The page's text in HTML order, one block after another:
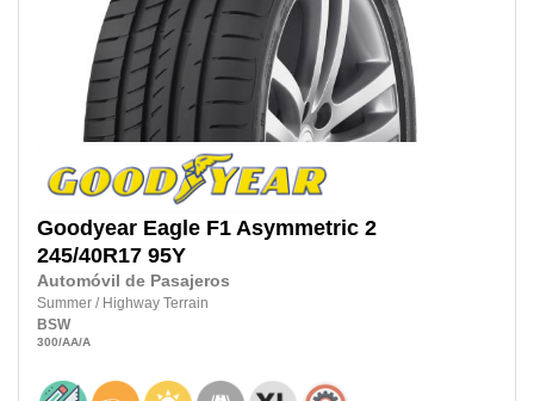
Goodyear Eagle F1 Asymmetric 2
245/40R17 95Y
Automóvil de Pasajeros
Summer / Highway Terrain
BSW
300/AA/A